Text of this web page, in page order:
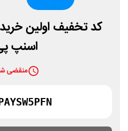
کد تخفیف اولین
اسنپ
منقضی